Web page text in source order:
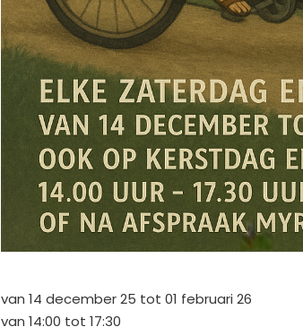
van 14 december 25 tot 01 februari 26
van 14:00 tot 17:30